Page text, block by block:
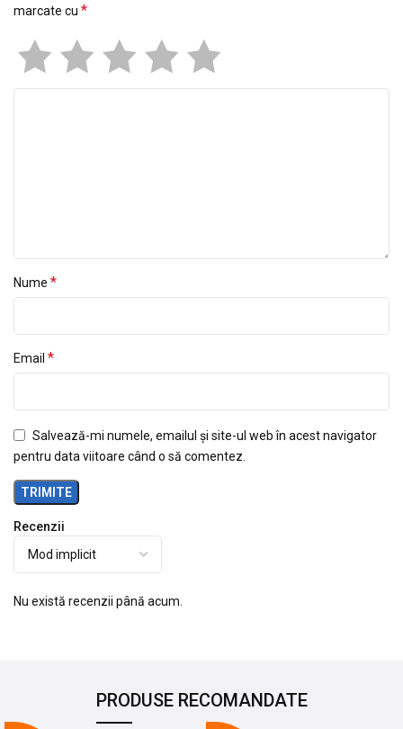
Recenzii
Nu există recenzii până acum.
marcate cu *
Nume *
Email *
Salvează-mi numele, emailul și site-ul web în acest navigator
pentru data viitoare când o să comentez.
PRODUSE RECOMANDATE